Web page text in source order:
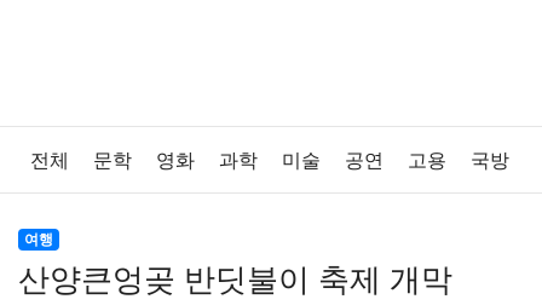
전체 문학 영화 과학 미술 공연 고용 국방
법률
보건 질병 가요 방송 일상 주식 암호화폐
여행
산양큰엉곶 반딧불이 축제 개막